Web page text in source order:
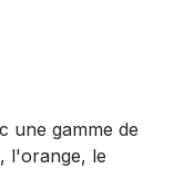
une gamme de
l'orange, le